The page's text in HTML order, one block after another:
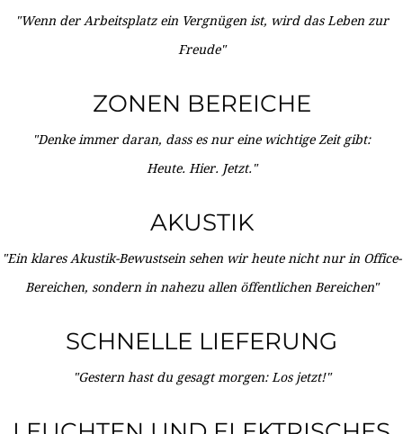
"Wenn der Arbeitsplatz ein Vergnügen ist, wird das Leben zur
Freude"
ZONEN BEREICHE
"Denke immer daran, dass es nur eine wichtige Zeit gibt:
Heute. Hier. Jetzt."
AKUSTIK
"Ein klares Akustik-Bewustsein sehen wir heute nicht nur in Office-
Bereichen, sondern in nahezu allen öffentlichen Bereichen"
SCHNELLE LIEFERUNG
"Gestern hast du gesagt morgen: Los jetzt!"